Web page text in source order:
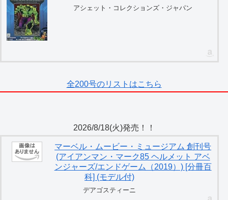
アシェット・コレクションズ・ジャパン
全200号のリストはこちら
2026/8/18(火)発売！！
マーベル・ムービー・ミュージアム 創刊号
(アイアンマン・マーク85 ヘルメット アベ
ンジャーズ/エンドゲーム（2019）) [分冊百
科] (モデル付)
デアゴスティーニ